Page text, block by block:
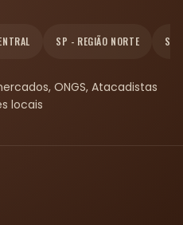
SP - REGIÃO NORTE SP
ONGS, Atacadistas
locais